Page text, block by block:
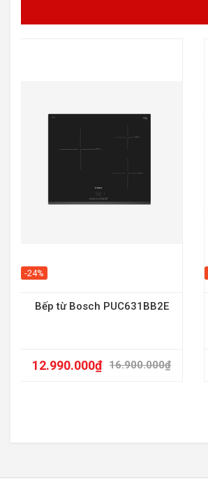
-24%
Bếp từ Bosch PUC631BB2E
16.900.000₫
12.990.000₫